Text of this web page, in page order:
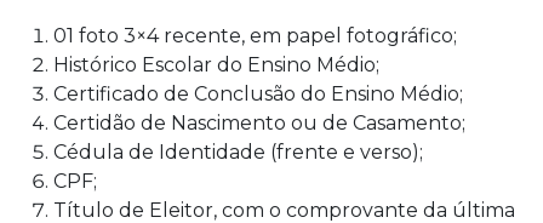
01 foto 3×4 recente, em papel fotográfico;
Histórico Escolar do Ensino Médio;
Certificado de Conclusão do Ensino Médio;
Certidão de Nascimento ou de Casamento;
Cédula de Identidade (frente e verso);
CPF;
Título de Eleitor, com o comprovante da última